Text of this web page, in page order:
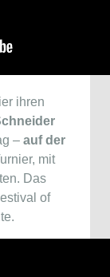
ihren
– auf der
mit
Das
of